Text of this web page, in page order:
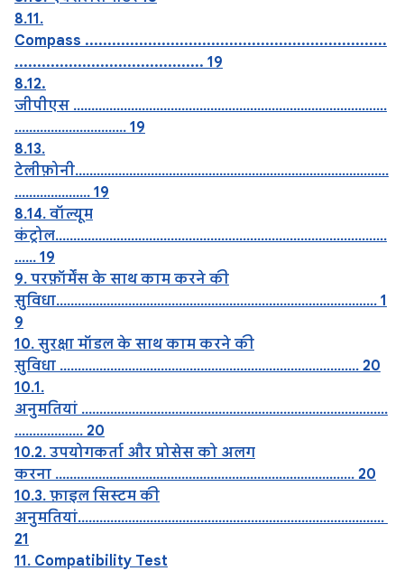
8.11.
Compass ...................................................................
.......................................... 19
8.12.
जीपीएस .......................................................................................
............................... 19
8.13.
टेलीफ़ोनी.......................................................................................
..................... 19
8.14. वॉल्यूम
कंट्रोल............................................................................................
...... 19
9. परफ़ॉर्मेंस के साथ काम करने की
सुविधा......................................................................................... 1
9
10. सुरक्षा मॉडल के साथ काम करने की
सुविधा ................................................................................... 20
10.1.
अनुमतियां .....................................................................................
................... 20
10.2. उपयोगकर्ता और प्रोसेस को अलग
करना ................................................................................... 20
10.3. फ़ाइल सिस्टम की
अनुमतियां.....................................................................................
21
11. Compatibility Test